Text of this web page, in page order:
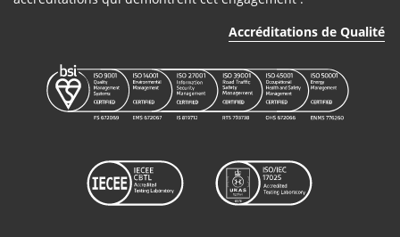
Accréditations de Qualité